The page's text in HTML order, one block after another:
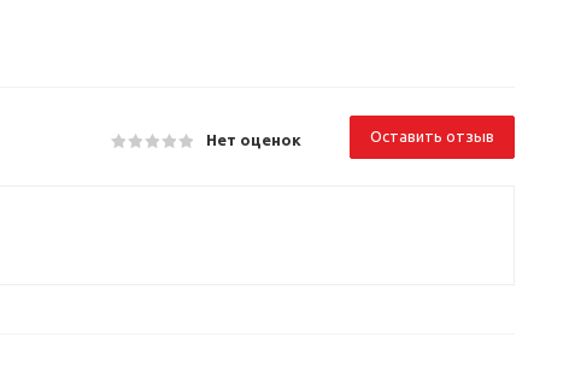
Нет оценок Оставить отзыв